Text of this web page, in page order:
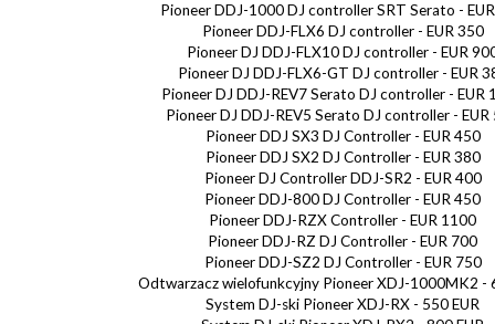
Pioneer DDJ-1000 DJ controller SRT Serato -
Pioneer DDJ-FLX6 DJ controller - EUR 350
Pioneer DJ DDJ-FLX10 DJ controller - EUR
Pioneer DJ DDJ-FLX6-GT DJ controller - EUR
Pioneer DJ DDJ-REV7 Serato DJ controller - EUR
Pioneer DJ DDJ-REV5 Serato DJ controller - EUR
Pioneer DDJ SX3 DJ Controller - EUR 450
Pioneer DDJ SX2 DJ Controller - EUR 380
Pioneer DJ Controller DDJ-SR2 - EUR 400
Pioneer DDJ-800 DJ Controller - EUR 450
Pioneer DDJ-RZX Controller - EUR 1100
Pioneer DDJ-RZ DJ Controller - EUR 700
Pioneer DDJ-SZ2 ​​DJ Controller - EUR 750
Odtwarzacz wielofunkcyjny Pioneer XDJ-1000MK2 -
System DJ-ski Pioneer XDJ-RX - 550 EUR